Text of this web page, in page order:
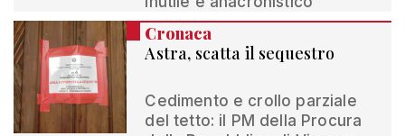
Cronaca
Astra, scatta il sequestro
Cedimento e crollo parziale
del tetto: il PM della Procura